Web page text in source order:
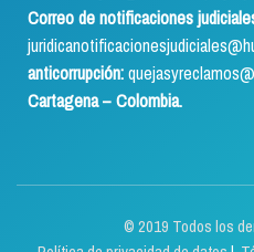
Correo de notificaciones
anticorrupción:
Cartagena – Colombia.
© 2019 Todos los